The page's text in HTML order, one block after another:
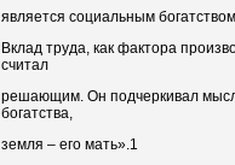
является социальным
Вклад труда, как фактора
считал
решающим. Он подчеркивал
богатства,
земля – его мать».1